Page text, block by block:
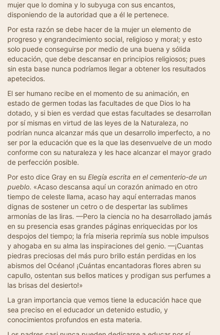
mujer que lo domina y lo subyuga con sus encantos,
disponiendo de la autoridad que a él le pertenece.
Por esta razón se debe hacer de la mujer un elemento de
progreso y engrandecimiento social, religioso y moral; y esto
solo puede conseguirse por medio de una buena y sólida
educación, que debe descansar en principios religiosos; pues
sin esta base nunca podríamos llegar a obtener los resultados
apetecidos.
El ser humano recibe en el momento de su animación, en
estado de germen todas las facultades de que Dios lo ha
dotado, y si bien es verdad que estas facultades se desarrollan
por sí mismas en virtud de las leyes de la Naturaleza, no
podrían nunca alcanzar más que un desarrollo imperfecto, a no
ser por la educación que es la que las desenvuelve de un modo
conforme con su naturaleza y les hace alcanzar el mayor grado
de perfección posible.
Por esto dice Gray en su Elegía escrita en el cementerio-de un
pueblo. «Acaso descansa aquí un corazón animado en otro
tiempo de celeste llama, acaso hay aquí enterradas manos
dignas de sostener un cetro o de despertar las sublimes
armonías de las liras. —Pero la ciencia no ha desarrollado jamás
en su presencia esas grandes páginas enriquecidas por los
despojos del tiempo; la fría miseria reprimía sus noble impulsos
y ahogaba en su alma las inspiraciones del genio. —¡Cuantas
piedras preciosas del más puro brillo están perdidas en los
abismos del Océano! ¡Cuántas encantadoras flores abren su
capullo, ostentan sus bellos matices y prodigan sus perfumes a
las brisas del desierto!»
La gran importancia que vemos tiene la educación hace que
sea preciso en el educador un detenido estudio, y
conocimientos profundos en esta materia.